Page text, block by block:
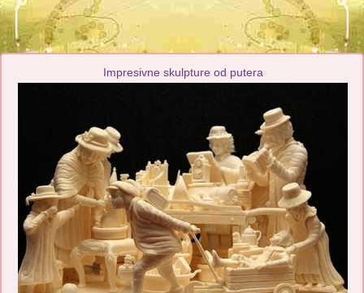
Impresivne skulpture od putera